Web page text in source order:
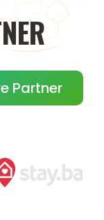
Partner